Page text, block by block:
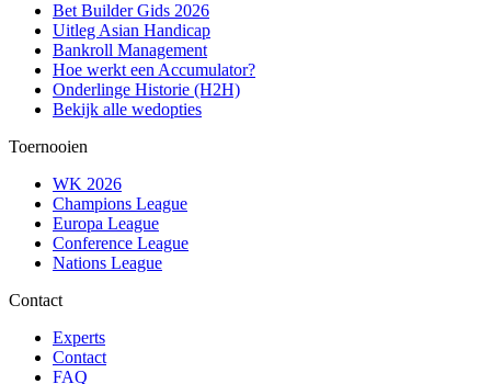
Bet Builder Gids 2026
Uitleg Asian Handicap
Bankroll Management
Hoe werkt een Accumulator?
Onderlinge Historie (H2H)
Bekijk alle wedopties
Toernooien
WK 2026
Champions League
Europa League
Conference League
Nations League
Contact
Experts
Contact
FAQ